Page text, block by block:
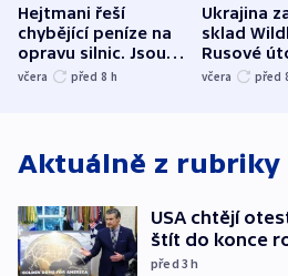
Hejtmani řeší
chybějící peníze na
opravu silnic. Jsou
nenárokové, namítá
včera před 8 h
Ukrajina
sklad
Rusové
trh, hasiče
včera před
Aktuálně z rubriky
USA chtějí
štít do konce
před 3h